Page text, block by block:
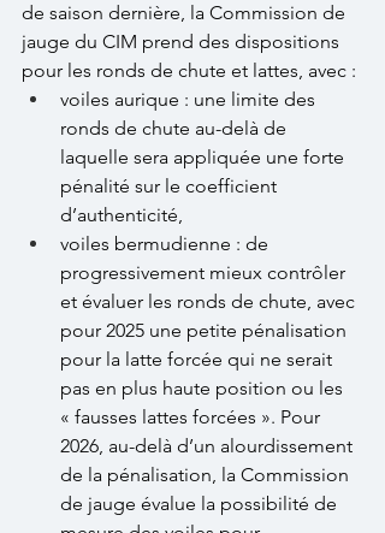
de saison dernière, la Commission de
jauge du CIM prend des dispositions
pour les ronds de chute et lattes, avec :
voiles aurique : une limite des
ronds de chute au-delà de
laquelle sera appliquée une forte
pénalité sur le coefficient
d’authenticité,
voiles bermudienne : de
progressivement mieux contrôler
et évaluer les ronds de chute, avec
pour 2025 une petite pénalisation
pour la latte forcée qui ne serait
pas en plus haute position ou les
« fausses lattes forcées ». Pour
2026, au-delà d’un alourdissement
de la pénalisation, la Commission
de jauge évalue la possibilité de